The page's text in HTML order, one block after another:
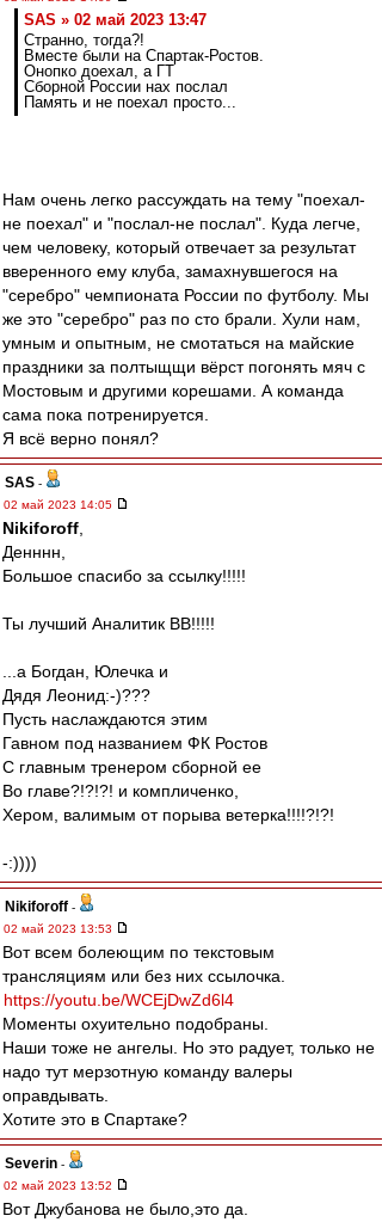
SAS » 02 май 2023 13:47
Странно, тогда?!
Вместе были на Спартак-Ростов.
Онопко доехал, а ГТ
Сборной России нах послал
Память и не поехал просто...
Нам очень легко рассуждать на тему "поехал-
не поехал" и "послал-не послал". Куда легче,
чем человеку, который отвечает за результат
вверенного ему клуба, замахнувшегося на
"серебро" чемпионата России по футболу. Мы
же это "серебро" раз по сто брали. Хули нам,
умным и опытным, не смотаться на майские
праздники за полтыщщи вёрст погонять мяч с
Мостовым и другими корешами. А команда
сама пока потренируется.
Я всё верно понял?
SAS -
02 май 2023 14:05
Nikiforoff
Денннн,
Большое спасибо за ссылку!!!!!
Ты лучший Аналитик ВВ!!!!!
...а Богдан, Юлечка и
Дядя Леонид:-)???
Пусть наслаждаются этим
Гавном под названием ФК Ростов
С главным тренером сборной ее
Во главе?!?!?! и компличенко,
Хером, валимым от порыва ветерка!!!!?!?!
-:))))
Nikiforoff -
02 май 2023 13:53
Вот всем болеющим по текстовым
трансляциям или без них ссылочка.
https://youtu.be/WCEjDwZd6l4
Моменты охуительно подобраны.
Наши тоже не ангелы. Но это радует, только не
надо тут мерзотную команду валеры
оправдывать.
Хотите это в Спартаке?
Severin -
02 май 2023 13:52
Вот Джубанова не было,это да.